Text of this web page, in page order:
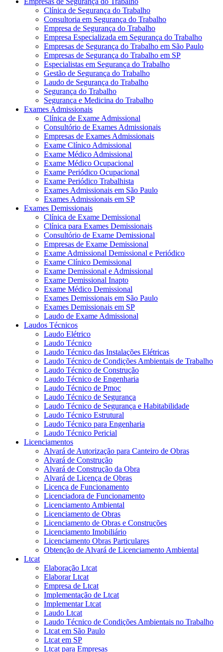
Clínica de Segurança do Trabalho
Consultoria em Segurança do Trabalho
Empresa de Segurança do Trabalho
Empresa Especializada em Segurança do Trabalho
Empresas de Segurança do Trabalho em São Paulo
Empresas de Segurança do Trabalho em SP
Especialistas em Segurança do Trabalho
Gestão de Segurança do Trabalho
Laudo de Segurança do Trabalho
Segurança do Trabalho
Segurança e Medicina do Trabalho
Exames Admissionais
Clínica de Exame Admissional
Consultório de Exames Admissionais
Empresas de Exames Admissionais
Exame Clínico Admissional
Exame Médico Admissional
Exame Médico Ocupacional
Exame Periódico Ocupacional
Exame Periódico Trabalhista
Exames Admissionais em São Paulo
Exames Admissionais em SP
Exames Demissionais
Clínica de Exame Demissional
Clínica para Exames Demissionais
Consultório de Exame Demissional
Empresas de Exame Demissional
Exame Admissional Demissional e Periódico
Exame Clínico Demissional
Exame Demissional e Admissional
Exame Demissional Inapto
Exame Médico Demissional
Exames Demissionais em São Paulo
Exames Demissionais em SP
Laudo de Exame Admissional
Laudos Técnicos
Laudo Elétrico
Laudo Técnico
Laudo Técnico das Instalações Elétricas
Laudo Técnico de Condições Ambientais de Trabalho
Laudo Técnico de Construção
Laudo Técnico de Engenharia
Laudo Técnico de Pmoc
Laudo Técnico de Segurança
Laudo Técnico de Segurança e Habitabilidade
Laudo Técnico Estrutural
Laudo Técnico para Engenharia
Laudo Técnico Pericial
Licenciamentos
Alvará de Autorização para Canteiro de Obras
Alvará de Construção
Alvará de Construção da Obra
Alvará de Licença de Obras
Licença de Funcionamento
Licenciadora de Funcionamento
Licenciamento Ambiental
Licenciamento de Obras
Licenciamento de Obras e Construções
Licenciamento Imobiliário
Licenciamento Obras Particulares
Obtenção de Alvará de Licenciamento Ambiental
Ltcat
Elaboração Ltcat
Elaborar Ltcat
Empresa de Ltcat
Implementação de Ltcat
Implementar Ltcat
Laudo Ltcat
Laudo Técnico de Condições Ambientais no Trabalho
Ltcat em São Paulo
Ltcat em SP
Ltcat para Empresas